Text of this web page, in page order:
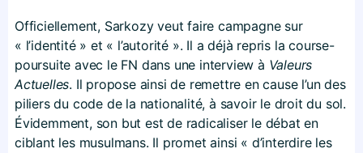
Officiellement, Sarkozy veut faire campagne sur
« l’identité » et « l’autorité ». Il a déjà repris la course-
poursuite avec le FN dans une interview à Valeurs
Actuelles. Il propose ainsi de remettre en cause l’un des
piliers du code de la nationalité, à savoir le droit du sol.
Évidemment, son but est de radicaliser le débat en
ciblant les musulmans. Il promet ainsi « d’interdire les